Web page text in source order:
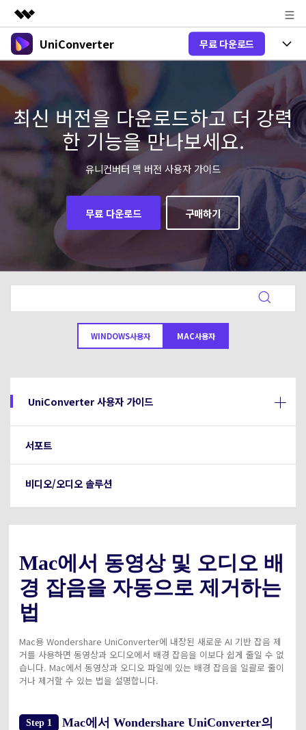
주요 제품
AIGC 크리에이티비티
유틸리티
비즈니스
솔루션
회사 소개
뉴스룸
플랜 및 가격
도움말 센터
UniConverter 무료 다운로드
제품 선택
올인원 미디어 툴박스
유니컨버터-윈도우 버전
제품 기능
음성 텍스트 변환
음성/동영상을 텍스트로 빠르고 정확
하게 변환하세요.
New
동영상 변환
업그레이드된 뛰어난 지능형 변환 프로
Hot
온라인 도구
온라인 오디오 편집기
오디오 변환
New
온라인 영상 편집기
동영상 변환
Hot
V17 업그레이드
블로그
DVD / CD 사용자
DVD 변환
New
Hot
DVD / CD 사용자
카메라 사용자
더 많은 솔루션 알아보기
가이드
지원되는 형식, 장치 및 GPU의 전체 목록.
새로운 정보
온라인으로 시작하기
search
최신 버전을 다운로드하고 더 강력
한 기능을 만나보세요.
유니컨버터 맥 버전 사용자 가이드
무료 다운로드 구매하기
WINDOWS사용자 MAC사용자
UniConverter 사용자 가이드
서포트
비디오/오디오 솔루션
Mac에서 동영상 및 오디오 배
경 잡음을 자동으로 제거하는
법
Mac용 Wondershare UniConverter에 내장된 새로운 AI 기반 잡음 제
거를 사용하면 동영상과 오디오에서 배경 잡음을 이보다 쉽게 줄일 수 없
습니다. Mac에서 동영상과 오디오 파일에 있는 배경 잡음을 일괄로 줄이
거나 제거할 수 있는 법을 설명합니다.
Step 1
Mac에서 Wondershare UniConverter의